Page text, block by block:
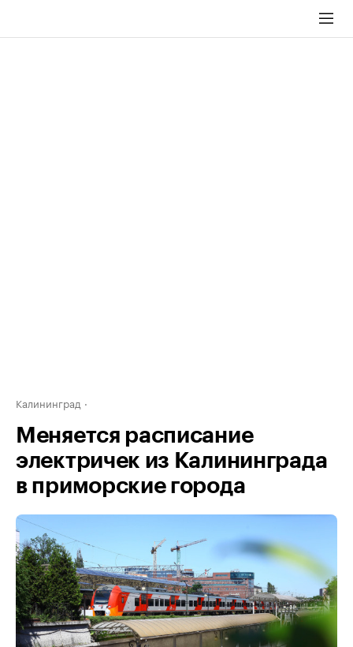
Калининград
Меняется расписание
электричек из Калининграда
в приморские города